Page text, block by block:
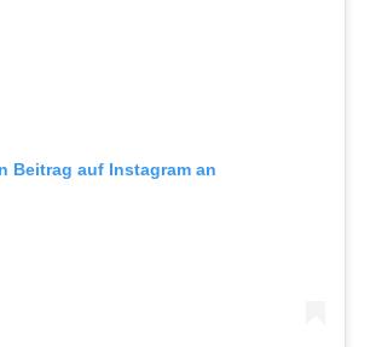
Beitrag auf Instagram an